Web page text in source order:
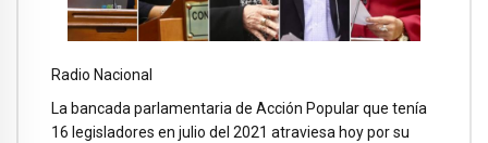
Radio Nacional
La bancada parlamentaria de Acción Popular que tenía
16 legisladores en julio del 2021 atraviesa hoy por su